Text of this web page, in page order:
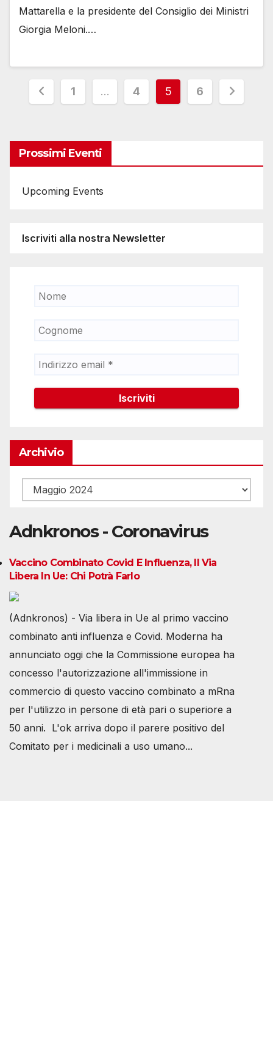
Mattarella e la presidente del Consiglio dei Ministri
Giorgia Meloni.…
Paginazione
articoli
1 … 4 5 6
Prossimi Eventi
Upcoming Events
Iscriviti alla nostra Newsletter
Archivio
Archivio
Adnkronos - Coronavirus
Vaccino Combinato Covid E Influenza, Il Via
Libera In Ue: Chi Potrà Farlo
(Adnkronos) - Via libera in Ue al primo vaccino
combinato anti influenza e Covid. Moderna ha
annunciato oggi che la Commissione europea ha
concesso l'autorizzazione all'immissione in
commercio di questo vaccino combinato a mRna
per l'utilizzo in persone di età pari o superiore a
50 anni. L'ok arriva dopo il parere positivo del
Comitato per i medicinali a uso umano...